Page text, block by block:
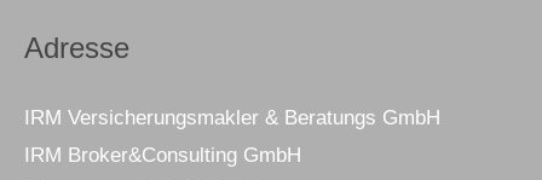
Adresse
IRM Versicherungsmakler & Beratungs GmbH
IRM Broker&Consulting GmbH